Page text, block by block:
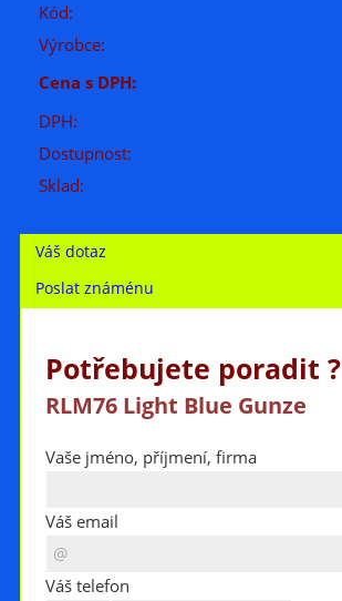
Kód:
Výrobce:
Cena s DPH:
DPH:
Dostupnost:
Sklad:
Váš dotaz
Poslat známénu
Potřebujete poradit ?
RLM76 Light Blue Gunze
Vaše jméno, příjmení, firma
Váš email
Váš telefon